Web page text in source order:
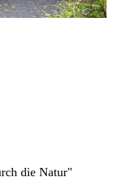
die Natur"